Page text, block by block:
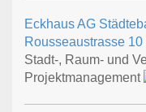
Eckhaus AG
Rousseaustrasse 10
Stadt-, Raum- und
Projektmanagement